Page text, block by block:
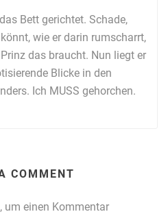
Bett gerichtet. Schade,
wie er darin rumscharrt,
das braucht. Nun liegt er
Blicke in den
Ich MUSS gehorchen.
COMMENT
um einen Kommentar